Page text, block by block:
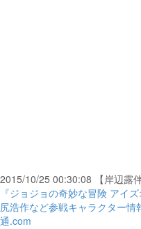
2015/10/25 00:30:08 【岸辺露伴
『ジョジョの奇妙な冒険 アイ
尻浩作など参戦キャラクター情
通.com